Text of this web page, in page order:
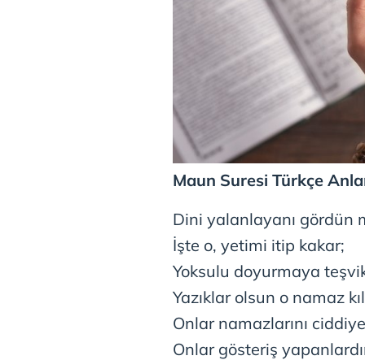
Çerezlere ilişkin tercihlerinizi
butonuna tıklayabilir, Çerez
6698 sayılı Kişisel Verilerin
mevzuata uygun olarak
Maun Suresi Türkçe
Dini yalanlayanı gördün
İşte o, yetimi itip kakar;
Yoksulu doyurmaya
Yazıklar olsun o namaz
Onlar namazlarını
Onlar gösteriş